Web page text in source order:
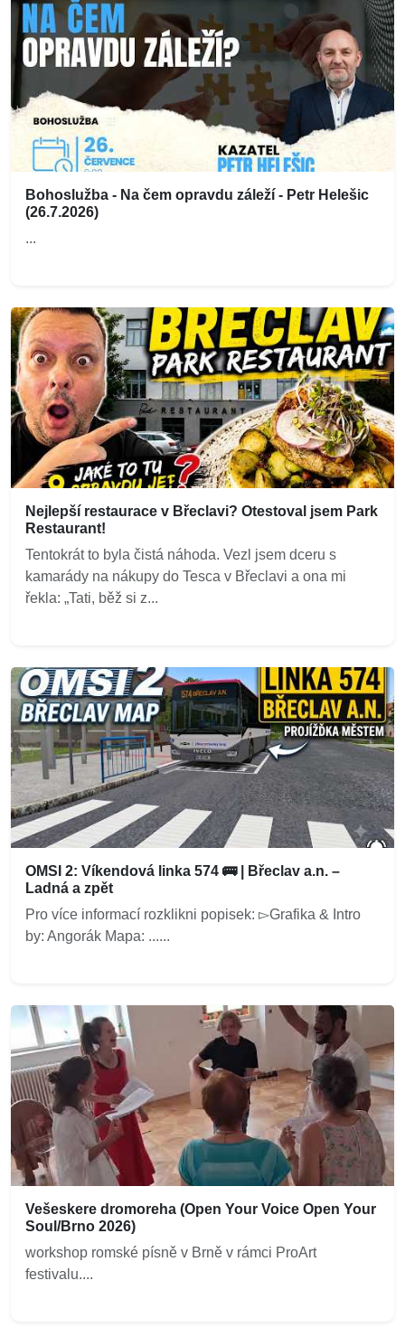
Bohoslužba - Na čem opravdu záleží - Petr Helešic
(26.7.2026)
...
Nejlepší restaurace v Břeclavi? Otestoval jsem Park
Restaurant!
Tentokrát to byla čistá náhoda. Vezl jsem dceru s
kamarády na nákupy do Tesca v Břeclavi a ona mi
řekla: „Tati, běž si z...
OMSI 2: Víkendová linka 574 🚌 | Břeclav a.n. –
Ladná a zpět
Pro více informací rozklikni popisek: ▻Grafika & Intro
by: Angorák Mapa: ......
Vešeskere dromoreha (Open Your Voice Open Your
Soul/Brno 2026)
workshop romské písně v Brně v rámci ProArt
festivalu....